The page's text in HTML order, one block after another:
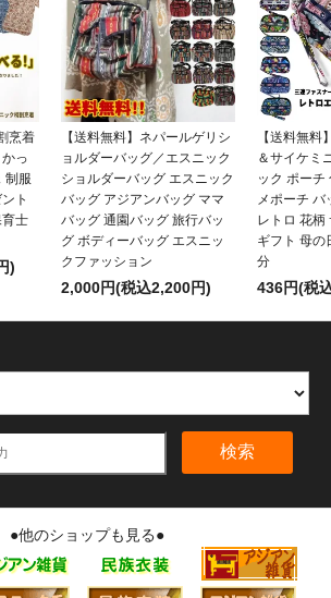
烹着
っ
制服
ト
士
)
【送料無料】ネパールゲリシ
ョルダーバッグ／エスニック
ショルダーバッグ エスニック
バッグ アジアンバッグ ママ
バッグ 通園バッグ 旅行バッ
グ ボディーバッグ エスニッ
クファッション
2,000円(税込2,200円)
【送料無料
＆サイケミ
ック ポーチ
メポーチ バ
レトロ 花柄
ギフト 母の
分
436円(税
検索
●他のショップも見る●